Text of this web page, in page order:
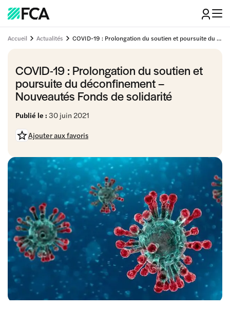
Accueil Actualités COVID-19 : Prolongation du soutien et poursuite du déconfinement - Nouveautés Fonds de solidarité
COVID-19 : Prolongation du soutien et
poursuite du déconfinement –
Nouveautés Fonds de solidarité
Publié le : 30 juin 2021
Ajouter aux favoris